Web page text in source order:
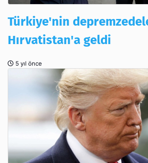
Türkiye'nin
Hırvatistan'a geldi
5 yıl önce